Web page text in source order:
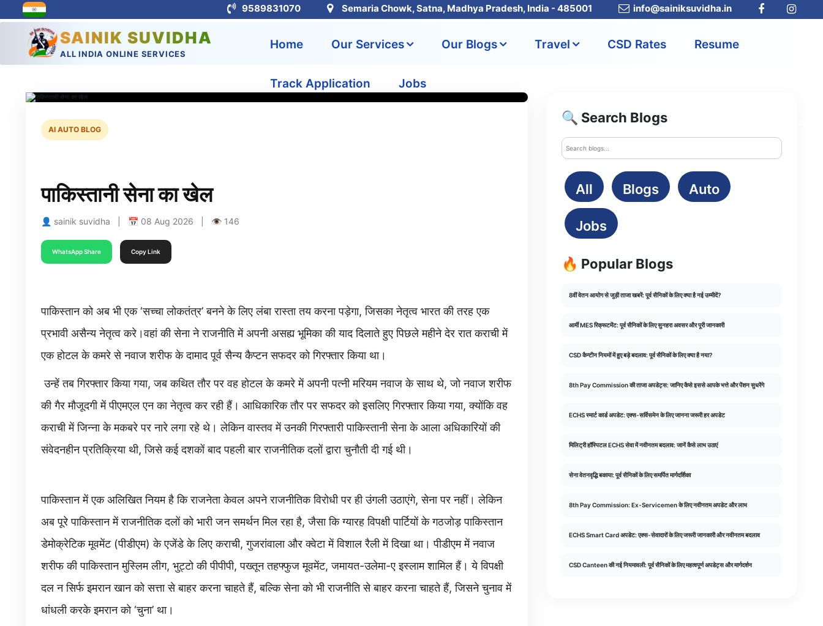
9589831070 Semaria Chowk, Satna, Madhya Pradesh, India - 485001 info@sainiksuvidha.in
SAINIK SUVIDHA
ALL INDIA ONLINE SERVICES
Home Our Services Our Blogs Travel CSD Rates Resume
Track Application Jobs
AI AUTO BLOG
पाकिस्तानी सेना का खेल
👤 sainik suvidha | 📅 08 Aug 2026 | 👁 146
WhatsApp Share Copy Link
पाकिस्तान को अब भी एक ‘सच्चा लोकतंत्र’ बनने के लिए लंबा रास्ता तय करना पड़ेगा, जिसका नेतृत्व भारत की तरह एक
प्रभावी असैन्य नेतृत्व करे।वहां की सेना ने राजनीति में अपनी असह्य भूमिका की याद दिलाते हुए पिछले महीने देर रात कराची में
एक होटल के कमरे से नवाज शरीफ के दामाद पूर्व सैन्य कैप्टन सफदर को गिरफ्तार किया था।
उन्हें तब गिरफ्तार किया गया, जब कथित तौर पर वह होटल के कमरे में अपनी पत्नी मरियम नवाज के साथ थे, जो नवाज शरीफ
की गैर मौजूदगी में पीएमएल एन का नेतृत्व कर रही हैं। आधिकारिक तौर पर सफदर को इसलिए गिरफ्तार किया गया, क्योंकि वह
कराची में जिन्ना के मकबरे पर नारे लगा रहे थे। लेकिन वास्तव में उनकी गिरफ्तारी पाकिस्तानी सेना के आला अधिकारियों की
संवेदनहीन प्रतिक्रिया थी, जिसे कई दशकों बाद पहली बार राजनीतिक दलों द्वारा चुनौती दी गई थी।
पाकिस्तान में एक अलिखित नियम है कि राजनेता केवल अपने राजनीतिक विरोधी पर ही उंगली उठाएंगे, सेना पर नहीं। लेकिन
अब पूरे पाकिस्तान में राजनीतिक दलों को भारी जन समर्थन मिल रहा है, जैसा कि ग्यारह विपक्षी पार्टियों के गठजोड़ पाकिस्तान
डेमोक्रेटिक मूवमेंट (पीडीएम) के एजेंडे के लिए कराची, गुजरांवाला और क्वेटा में विशाल रैली में दिखा था। पीडीएम में नवाज
शरीफ की पाकिस्तान मुस्लिम लीग, भुट्टो की पीपीपी, पख्तून तहफ्फुज मूवमेंट, जमायत-उलेमा-ए इस्लाम शामिल हैं। ये विपक्षी
दल न सिर्फ इमरान खान को सत्ता से बाहर करना चाहते हैं, बल्कि सेना को भी राजनीति से बाहर करना चाहते हैं, जिसने चुनाव में
धांधली करके इमरान को ‘चुना’ था।
🔍 Search Blogs
All Blogs Auto
Jobs
🔥 Popular Blogs
8वीं वेतन आयोग से जुड़ी ताजा खबरें: पूर्व सैनिकों के लिए क्या है नई उम्मीदें?
आर्मी MES रिक्रूटमेंट: पूर्व सैनिकों के लिए सुनहरा अवसर और पूरी जानकारी
CSD कैन्टीन नियमों में हुए बड़े बदलाव: पूर्व सैनिकों के लिए क्या है नया?
8th Pay Commission की ताजा अपडेट्स: जानिए कैसे इससे आपके भत्ते और पेंशन सुधरेंगे
ECHS स्मार्ट कार्ड अपडेट: एक्स-सर्विसमेन के लिए जानना जरूरी हर अपडेट
मिलिट्री हॉस्पिटल ECHS सेवा में नवीनतम बदलाव: जानें कैसे लाभ उठाएं
सेना वेतनवृद्धि बकाया: पूर्व सैनिकों के लिए समर्पित मार्गदर्शिका
8th Pay Commission: Ex-Servicemen के लिए नवीनतम अपडेट और लाभ
ECHS Smart Card अपडेट: एक्स-सेवादारों के लिए जरूरी जानकारी और नवीनतम बदलाव
CSD Canteen की नई नियमावली: पूर्व सैनिकों के लिए महत्वपूर्ण अपडेट्स और मार्गदर्शन